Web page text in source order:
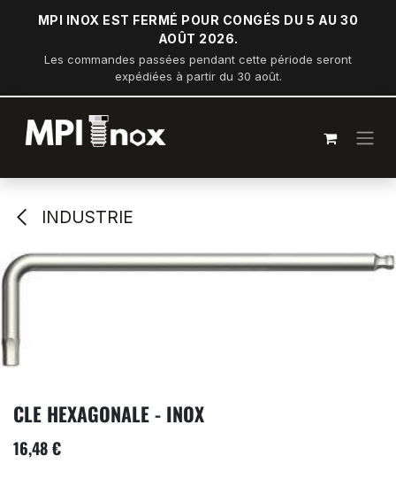
Se rendre au contenu
MPI INOX EST FERMÉ POUR CONGÉS DU 5 AU 30
AOÛT 2026.
Les commandes passées pendant cette période seront
expédiées à partir du 30 août.
INDUSTRIE
CLE HEXAGONALE - INOX
16,48€